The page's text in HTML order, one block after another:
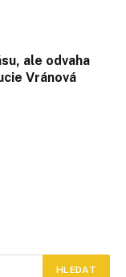
ale odvaha
Vránová